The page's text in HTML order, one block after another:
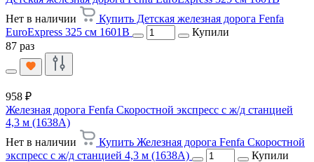
Нет в наличии
Купить Детская железная дорога Fenfa
EuroExpress 325 см 1601B
Купили
87 раз
958 ₽
Железная дорога Fenfa Скоростной экспресс с ж/д станцией
4,3 м (1638A)
Нет в наличии
Купить Железная дорога Fenfa Скоростной
экспресс с ж/д станцией 4,3 м (1638A)
Купили